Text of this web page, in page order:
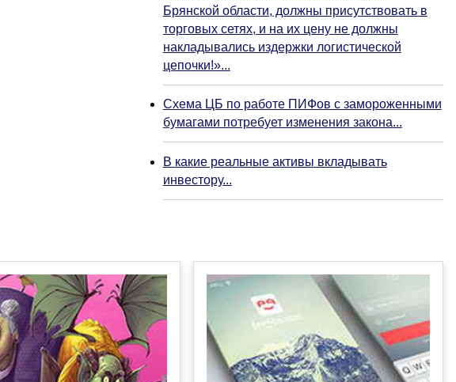
Брянской области, должны присутствовать в
торговых сетях, и на их цену не должны
накладывались издержки логистической
цепочки!»...
Схема ЦБ по работе ПИФов с замороженными
бумагами потребует изменения закона...
В какие реальные активы вкладывать
инвестору...